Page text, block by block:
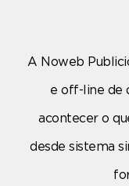
A Noweb
e off-line de
acontecer o
desde sistema